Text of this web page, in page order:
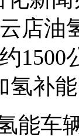
店油
1500
氢补
能车